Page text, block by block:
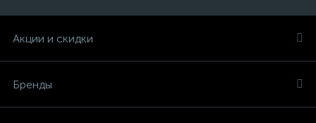
Акции и скидки
Бренды